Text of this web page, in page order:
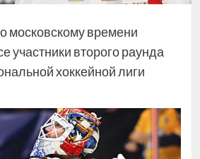
московскому времени
участники второго раунда
хоккейной лиги